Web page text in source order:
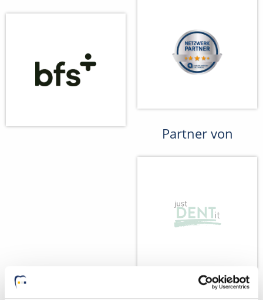
Partner von
Wir fördern Wir pflanzen